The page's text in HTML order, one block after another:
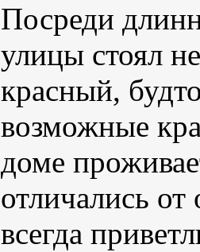
Посреди
улицы стоял
красный,
возможные
доме
отличались
всегда